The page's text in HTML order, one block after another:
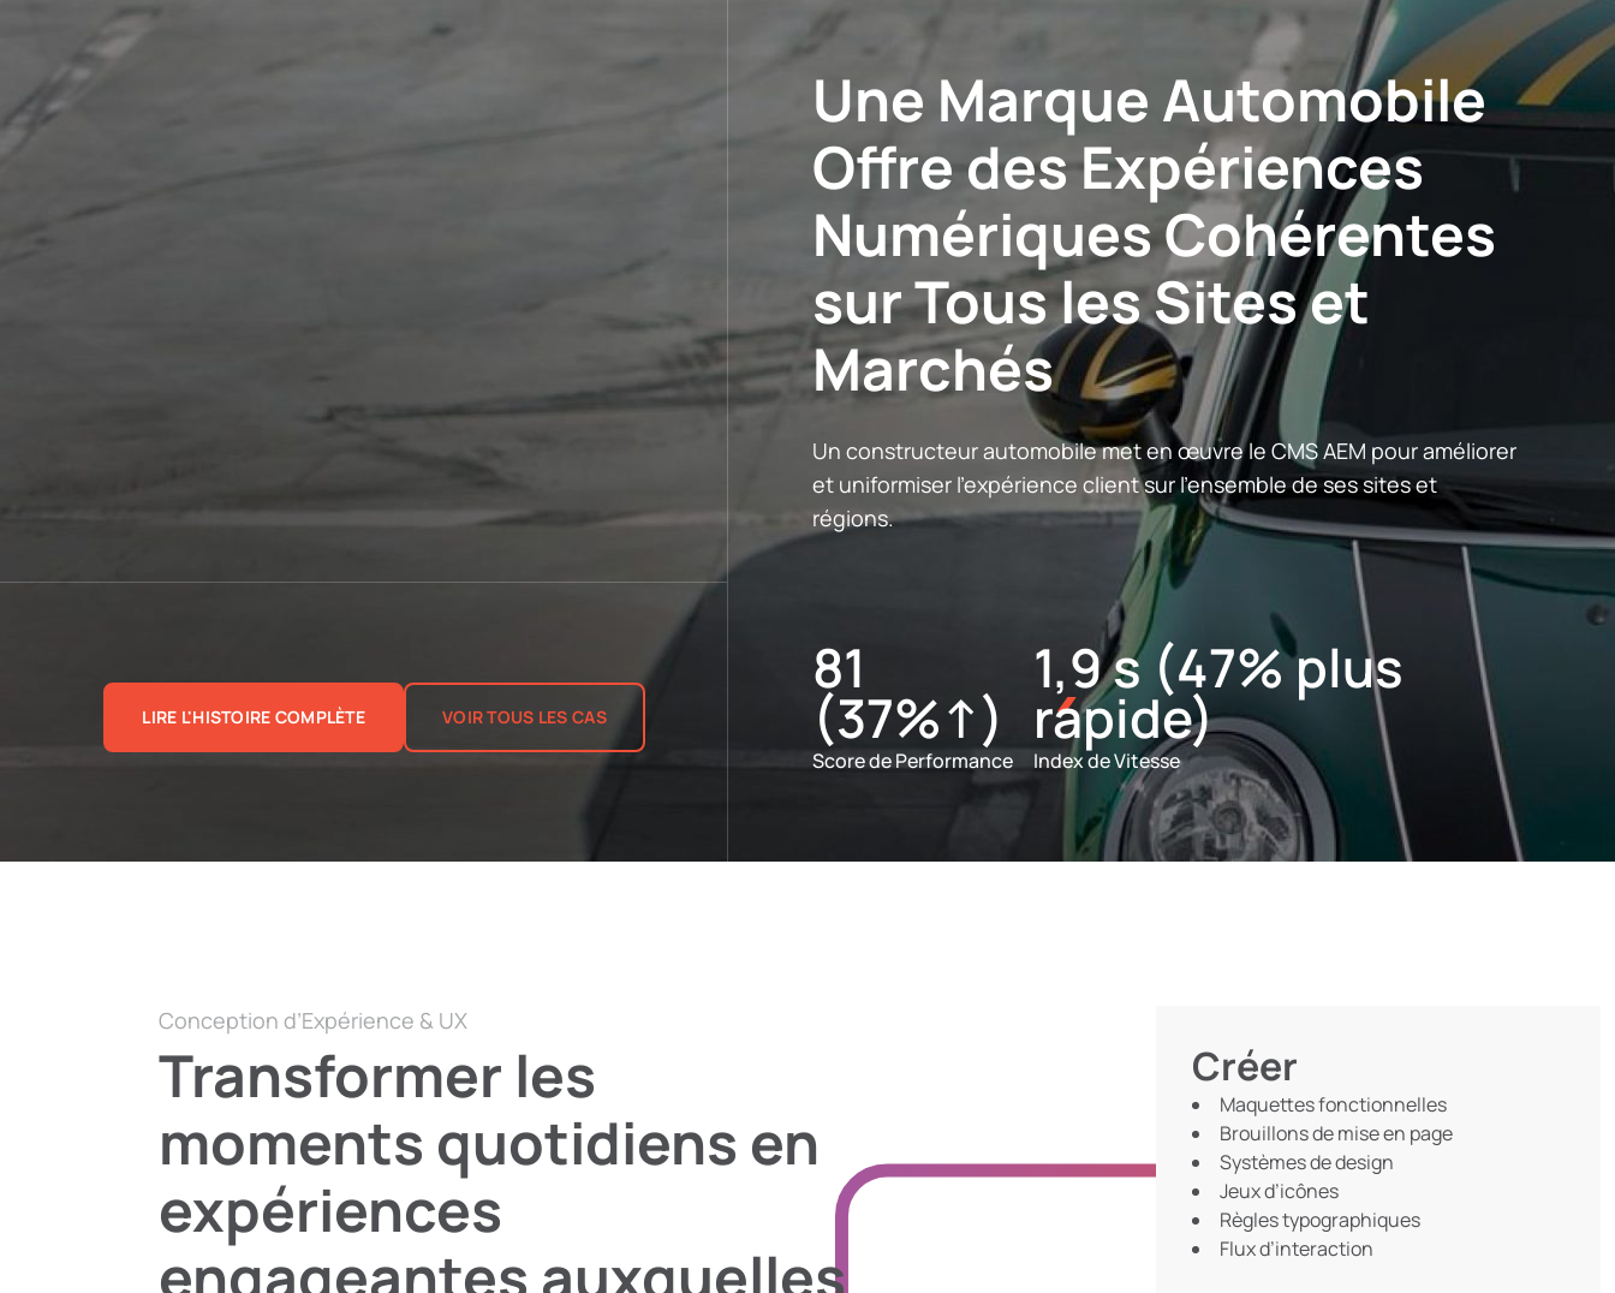
Une Marque Automobile
Offre des Expériences
Numériques Cohérentes
sur Tous les Sites et
Marchés
Un constructeur automobile met en œuvre le CMS AEM pour améliorer
et uniformiser l'expérience client sur l'ensemble de ses sites et
régions.
81
(37%↑)
Score de Performance
1,9 s (47% plus
rapide)
Index de Vitesse
LIRE L'HISTOIRE COMPLÈTE VOIR TOUS LES CAS
Conception d’Expérience & UX
Transformer les
moments quotidiens en
expériences
engageantes auxquelles
Créer
Maquettes fonctionnelles
Brouillons de mise en page
Systèmes de design
Jeux d’icônes
Règles typographiques
Flux d’interaction